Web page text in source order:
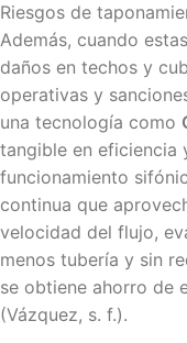
Riesgos de
Además, cuando
daños en techos y
operativas y
una tecnología como
tangible en eficiencia
funcionamiento
continua que
velocidad del flujo,
menos tubería y sin
se obtiene ahorro de
(Vázquez, s. f.).